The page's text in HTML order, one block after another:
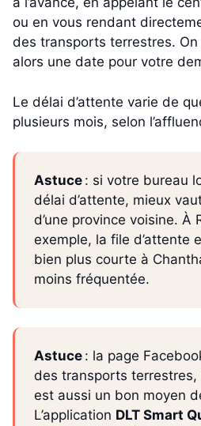
ou en vous rendant
des transports terrestres.
alors une date pour votre
Le délai d’attente varie de
plusieurs mois, selon
Astuce : si votre bureau
délai d’attente, mieux
d’une province voisine. À
exemple, la file d’attente
bien plus courte à
moins fréquentée.
Astuce : la page
des transports terrestres,
est aussi un bon moyen
L’application DLT Smart